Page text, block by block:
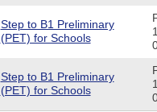
Step to B1 Preliminary
(PET) for Schools
Step to B1 Preliminary
(PET) for Schools